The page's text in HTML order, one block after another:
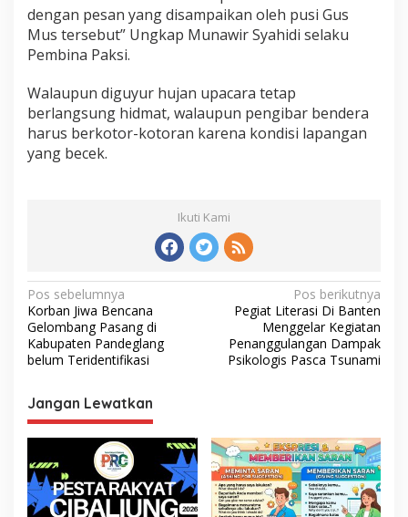
dengan pesan yang disampaikan oleh pusi Gus
Mus tersebut” Ungkap Munawir Syahidi selaku
Pembina Paksi.
Walaupun diguyur hujan upacara tetap
berlangsung hidmat, walaupun pengibar bendera
harus berkotor-kotoran karena kondisi lapangan
yang becek.
Ikuti Kami
Navigasi
pos
Pos sebelumnya
Korban Jiwa Bencana
Gelombang Pasang di
Kabupaten Pandeglang
belum Teridentifikasi
Pos berikutnya
Pegiat Literasi Di Banten
Menggelar Kegiatan
Penanggulangan Dampak
Psikologis Pasca Tsunami
Jangan Lewatkan